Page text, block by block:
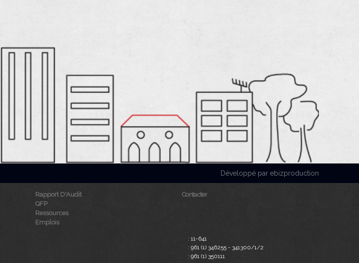
Développé par ebizproduction
Rapport D'Audit
QFP
Ressources
Emplois
Contacter
: 11-641
: 961 (1) 346255 - 341300/1/2
: 961 (1) 350111